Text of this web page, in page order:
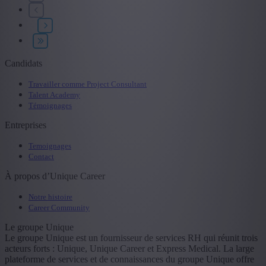
+ Montrer plus
Secteur
+ Montrer plus
+ Montrer plus
+ Montrer plus
Candidats
Travailler comme Project Consultant
Talent Academy
Témoignages
Entreprises
Temoignages
Contact
À propos d’Unique Career
Notre histoire
Career Community
Le groupe Unique
Le groupe Unique est un fournisseur de services RH qui réunit trois
acteurs forts : Unique, Unique Career et Express Medical. La large
plateforme de services et de connaissances du groupe Unique offre